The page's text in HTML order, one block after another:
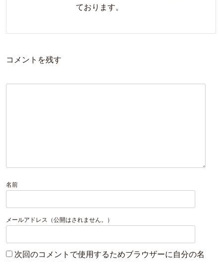
ております。
コメントを残す
名前
メールアドレス（公開はされません。）
次回のコメントで使用するためブラウザーに自分の名